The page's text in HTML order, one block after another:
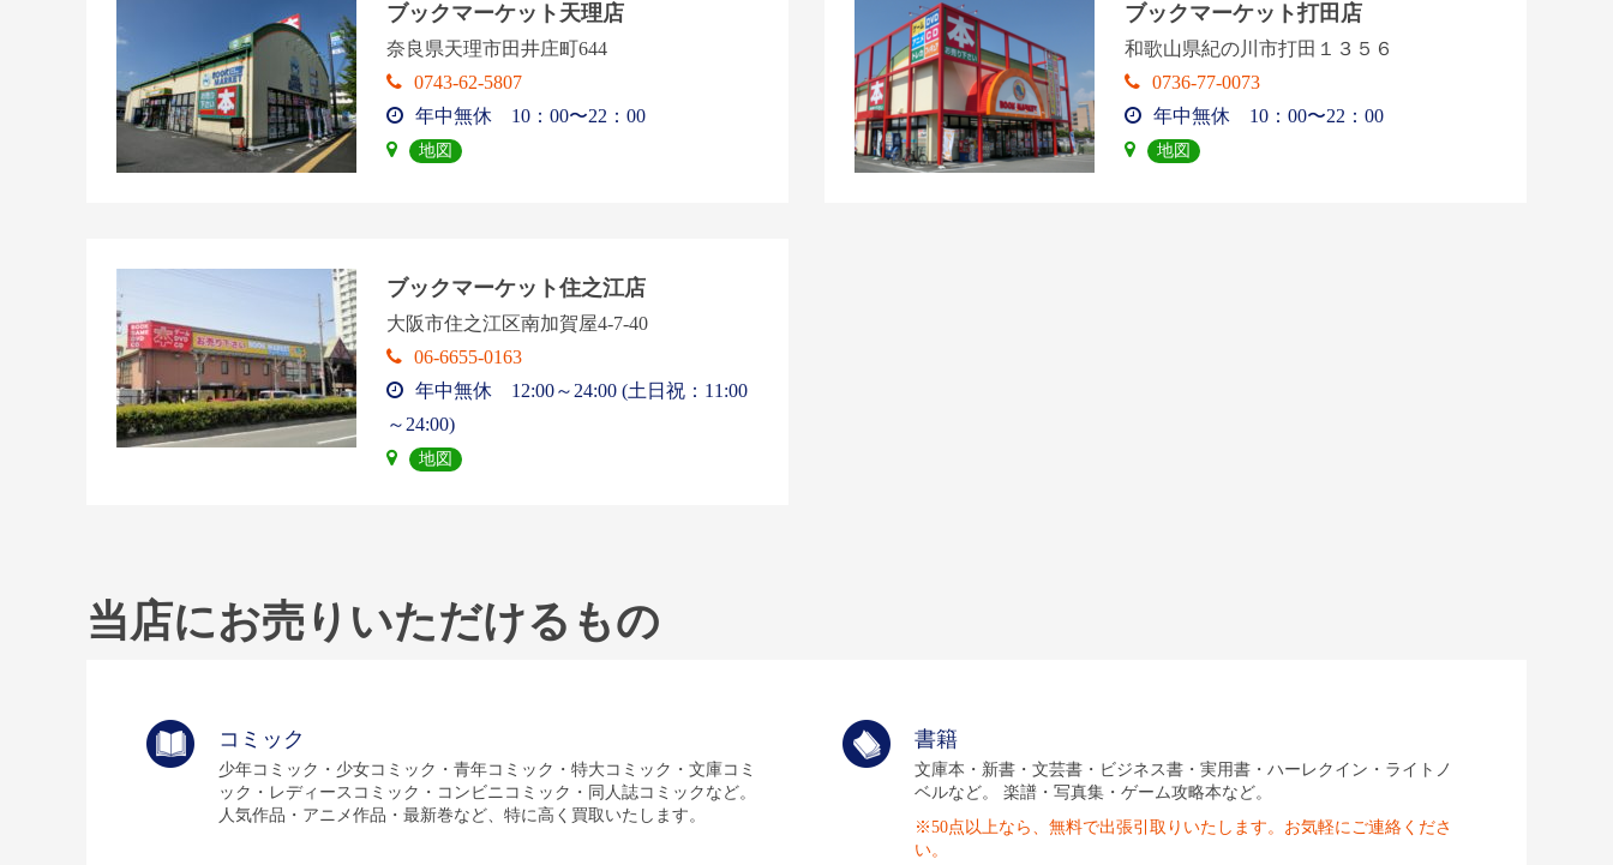
ブックマーケット天理店
奈良県天理市田井庄町644
0743-62-5807
年中無休 10：00〜22：00
地図
ブックマーケット打田店
和歌山県紀の川市打田１３５６
0736-77-0073
年中無休 10：00〜22：00
地図
ブックマーケット住之江店
大阪市住之江区南加賀屋4-7-40
06-6655-0163
年中無休 12:00～24:00 (土日祝：11:00
～24:00)
地図
当店にお売りいただけるもの
コミック
少年コミック・少女コミック・青年コミック・特大コミック・文庫コミ
ック・レディースコミック・コンビニコミック・同人誌コミックなど。
人気作品・アニメ作品・最新巻など、特に高く買取いたします。
書籍
文庫本・新書・文芸書・ビジネス書・実用書・ハーレクイン・ライトノ
ベルなど。 楽譜・写真集・ゲーム攻略本など。
※50点以上なら、無料で出張引取りいたします。お気軽にご連絡くださ
い。